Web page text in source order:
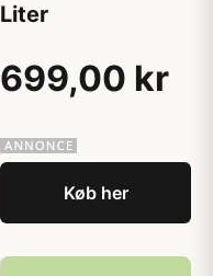
Liter
699,00 kr
Køb her